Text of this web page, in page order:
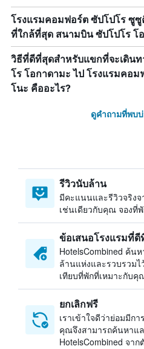
โรงแรมคอมฟอร์ต ซัปโปโร ซู
ที่ใกล้ที่สุด สนามบิน ซัปโปโร โ
วิธีที่ดีที่สุดสำหรับแขกที่จะเดิน
โร โอกาดามะ ไป โรงแรมคอ
โนะ คืออะไร?
ดูคำถามที่พบ
รีวิวนับล้าน
มีคะแนนและรีวิวจริง
เช่นเดียวกับคุณ จองที่
ข้อเสนอโรงแรมที่
HotelsCombined ค้น
ล้านแห่งและรวบรวมไ
เทียบที่พักที่เหมาะกับคุ
ยกเลิกฟรี
เราเข้าใจดีว่าย่อมมีก
คุณจึงสามารถค้นหาแ
HotelsCombined จา